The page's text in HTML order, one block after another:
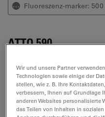
⋯ Fluoreszenz-marker:
ATTO 590
ATTO 590
ist ein
basierend auf der
Optische Eigenschaften
Wir und unsere Partner
Technologien sowie einige der
stellen, wie z. B. Ihre
verbessern, Ihnen auf Grundlage
anderen Websites personalisierte
das Teilen von Inhalten in